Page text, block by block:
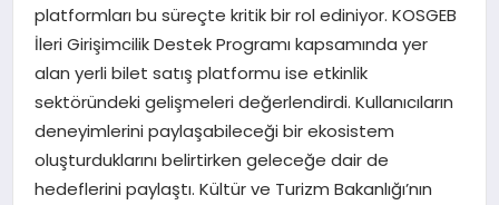
EĞITIM
MAGAZIN
platformları bu süreçte kritik bir rol ediniyor. KOSGEB
İleri Girişimcilik Destek Programı kapsamında yer
alan yerli bilet satış platformu ise etkinlik
sektöründeki gelişmeleri değerlendirdi. Kullanıcıların
deneyimlerini paylaşabileceği bir ekosistem
oluşturduklarını belirtirken geleceğe dair de
hedeflerini paylaştı. Kültür ve Turizm Bakanlığı’nın